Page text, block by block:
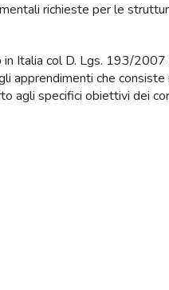
richieste per le
Italia col D. Lgs. 193/2007
apprendimenti che consiste
agli specifici obiettivi dei